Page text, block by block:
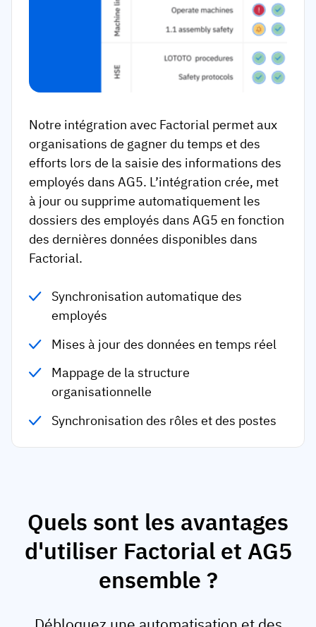
Notre intégration avec Factorial permet aux
organisations de gagner du temps et des
efforts lors de la saisie des informations des
employés dans AG5. L’intégration crée, met
à jour ou supprime automatiquement les
dossiers des employés dans AG5 en fonction
des dernières données disponibles dans
Factorial.
Synchronisation automatique des
employés
Mises à jour des données en temps réel
Mappage de la structure
organisationnelle
Synchronisation des rôles et des postes
Quels sont les avantages
d'utiliser Factorial et AG5
ensemble ?